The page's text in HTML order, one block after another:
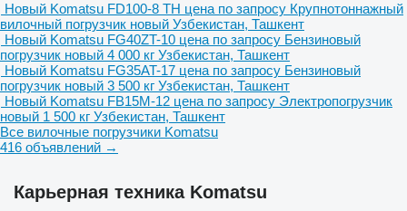
Новый Komatsu FD100-8 TH цена по запросу Крупнотоннажный
вилочный погрузчик новый Узбекистан, Ташкент
Новый Komatsu FG40ZT-10 цена по запросу Бензиновый
погрузчик новый 4 000 кг Узбекистан, Ташкент
Новый Komatsu FG35AT-17 цена по запросу Бензиновый
погрузчик новый 3 500 кг Узбекистан, Ташкент
Новый Komatsu FB15M-12 цена по запросу Электропогрузчик
новый 1 500 кг Узбекистан, Ташкент
Все вилочные погрузчики Komatsu
416 объявлений →
Карьерная техника Komatsu